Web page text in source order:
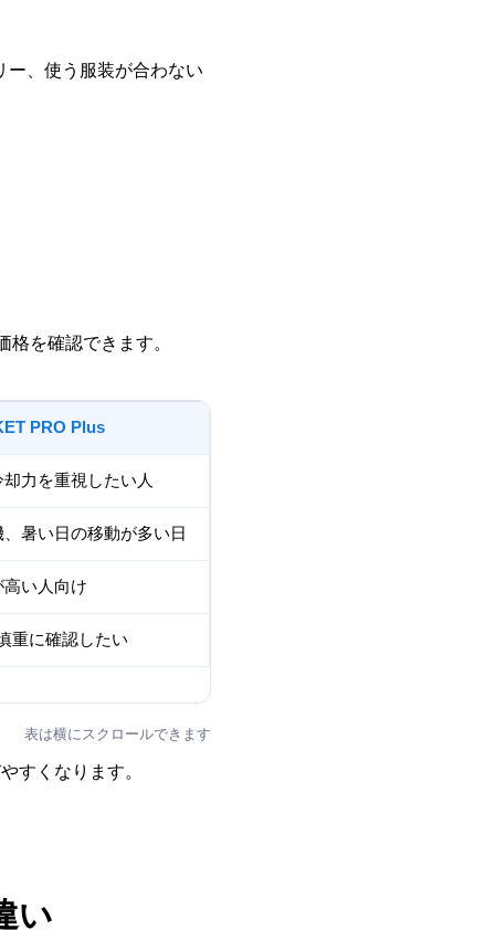
ー、使う服装が合わない
を確認できます。
PRO Plus
力を重視したい人
暑い日の移動が多い日
い人向け
重に確認したい
表は横にスクロールできます
すくなります。
い